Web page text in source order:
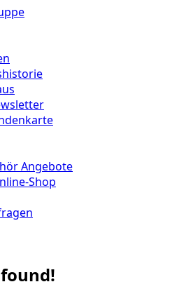
Angebote
Shop